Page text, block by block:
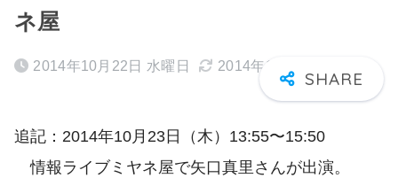
ネ屋
2014年10月22日 水曜日 2014年10月23日 木曜日
追記：2014年10月23日（木）13:55〜15:50
情報ライブミヤネ屋で矢口真里さんが出演。